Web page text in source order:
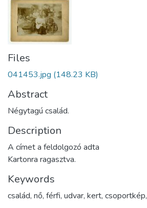
Files
041453.jpg (148.23 KB)
Abstract
Négytagú család.
Description
A címet a feldolgozó adta
Kartonra ragasztva.
Keywords
család, nő, férfi, udvar, kert, csoportkép,